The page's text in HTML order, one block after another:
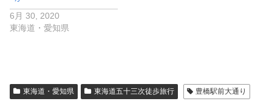
6月 30, 2020
東海道・愛知県
東海道・愛知県 東海道五十三次徒歩旅行 豊橋駅前大通り